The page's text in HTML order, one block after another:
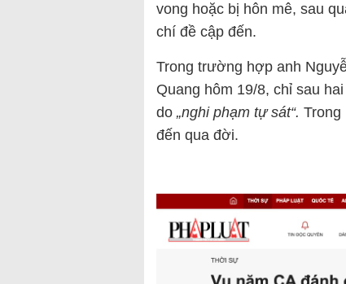
vong hoặc bị hôn mê, sau
chí đề cập đến.
Trong trường hợp anh
Quang hôm 19/8, chỉ sau
do „nghi phạm tự sát“. Trong
đến qua đời.